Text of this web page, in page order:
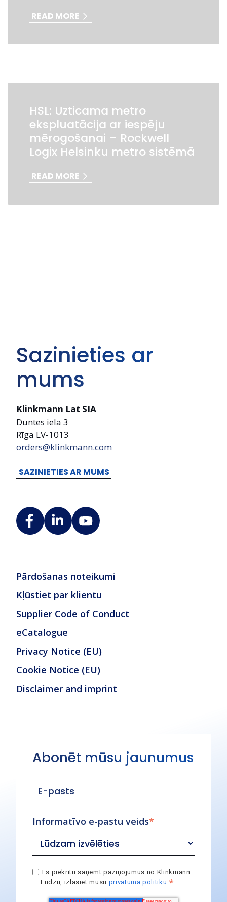
READ MORE
HSL: Uzticama metro
ekspluatācija ar iespēju
mērogošanai – Rockwell
Logix Helsinku metro sistēmā
READ MORE
Sazinieties ar
mums
Klinkmann Lat SIA
Duntes iela 3
Rīga LV-1013
orders@klinkmann.com
SAZINIETIES AR MUMS
Pārdošanas noteikumi
Kļūstiet par klientu
Supplier Code of Conduct
eCatalogue
Privacy Notice (EU)
Cookie Notice (EU)
Disclaimer and imprint
Abonēt mūsu jaunumus
Informatīvo e-pastu veids*
Es piekrītu saņemt paziņojumus no Klinkmann.
Lūdzu, izlasiet mūsu privātuma politiku.*